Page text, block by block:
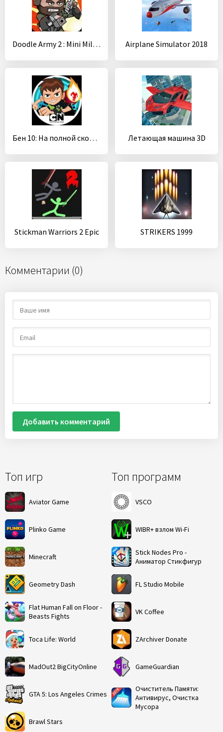
Топ игр
Aviator Game
Plinko Game
Minecraft
Geometry Dash
Flat Human Fall on Floor -
Beasts Fights
Toca Life: World
MadOut2 BigCityOnline
GTA 5: Los Angeles Crimes
Brawl Stars
Топ программ
VSCO
WIBR+ взлом Wi-Fi
Stick Nodes Pro -
Аниматор Стикфигур
FL Studio Mobile
VK Coffee
ZArchiver Donate
GameGuardian
Очиститель Памяти:
Антивирус, Очистка
Мусора
Doodle Army 2 : Mini Militia Airplane Simulator 2018
Бен 10: На полной скорости Летающая машина 3D
Stickman Warriors 2 Epic STRIKERS 1999
Комментарии (0)
Добавить комментарий